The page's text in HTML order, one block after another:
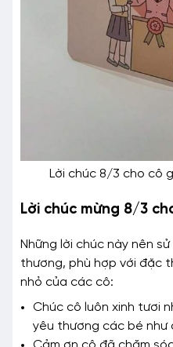
Lời chúc 8/3 cho cô
Lời chúc mừng 8/3
Những lời chúc này nên
thương, phù hợp với đặc
nhỏ của các cô:
Chúc cô luôn xinh tươi
yêu thương các bé như